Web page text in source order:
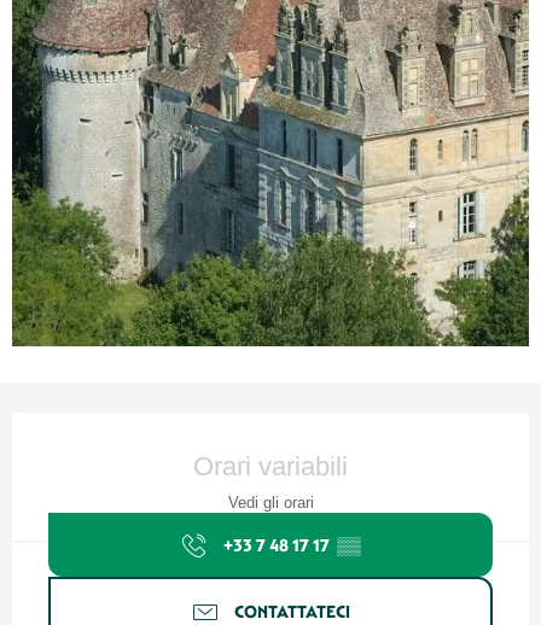
Orari variabili
Vedi gli orari
+33 7 48 17 17 ▒▒
CONTATTATECI